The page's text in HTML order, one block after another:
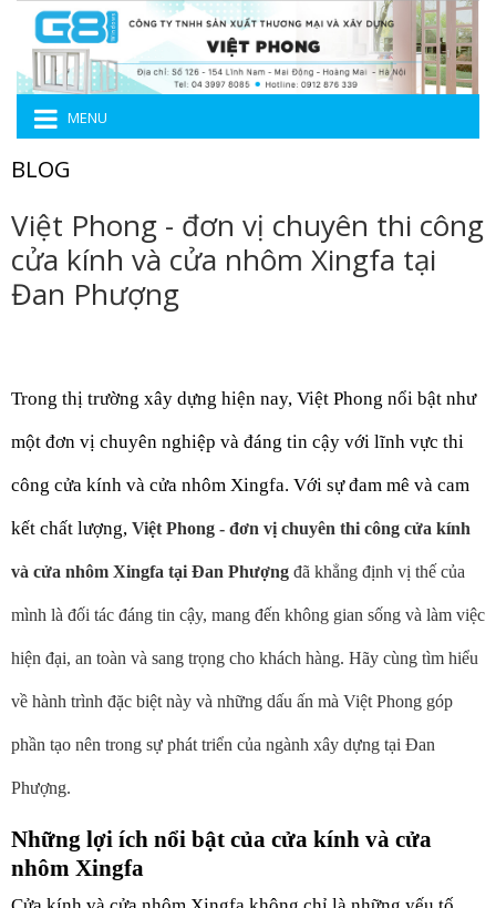
MENU
BLOG
Việt Phong - đơn vị chuyên thi công
cửa kính và cửa nhôm Xingfa tại
Đan Phượng
Trong thị trường xây dựng hiện nay, Việt Phong nổi bật như
một đơn vị chuyên nghiệp và đáng tin cậy với lĩnh vực thi
công cửa kính và cửa nhôm Xingfa. Với sự đam mê và cam
kết chất lượng, Việt Phong - đơn vị chuyên thi công cửa kính
và cửa nhôm Xingfa tại Đan Phượng đã khẳng định vị thế của
mình là đối tác đáng tin cậy, mang đến không gian sống và làm việc
hiện đại, an toàn và sang trọng cho khách hàng. Hãy cùng tìm hiểu
về hành trình đặc biệt này và những dấu ấn mà Việt Phong góp
phần tạo nên trong sự phát triển của ngành xây dựng tại Đan
Phượng.
Những lợi ích nổi bật của cửa kính và cửa
nhôm Xingfa